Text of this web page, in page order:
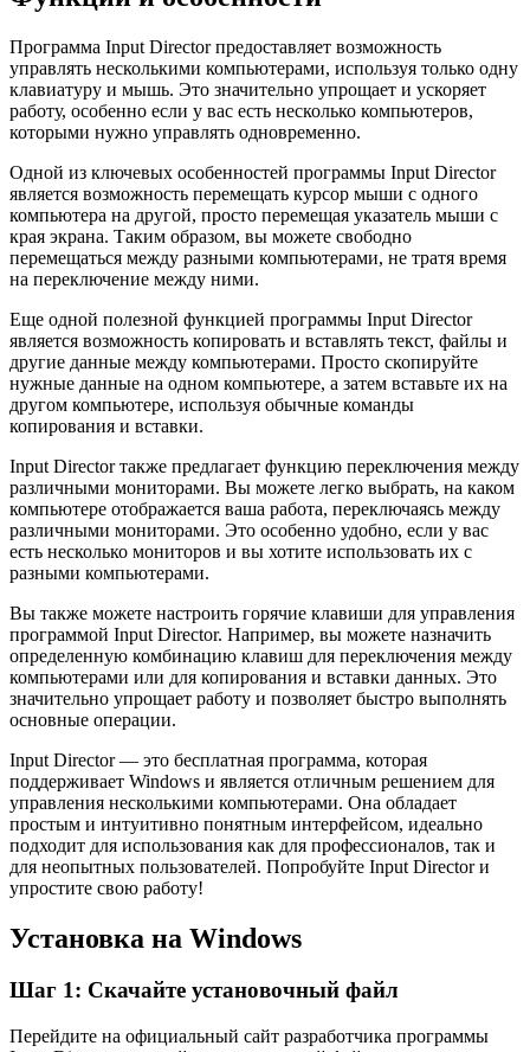
Программа Input Director предоставляет возможность
управлять несколькими компьютерами, используя только одну
клавиатуру и мышь. Это значительно упрощает и ускоряет
работу, особенно если у вас есть несколько компьютеров,
которыми нужно управлять одновременно.
Одной из ключевых особенностей программы Input Director
является возможность перемещать курсор мыши с одного
компьютера на другой, просто перемещая указатель мыши с
края экрана. Таким образом, вы можете свободно
перемещаться между разными компьютерами, не тратя время
на переключение между ними.
Еще одной полезной функцией программы Input Director
является возможность копировать и вставлять текст, файлы и
другие данные между компьютерами. Просто скопируйте
нужные данные на одном компьютере, а затем вставьте их на
другом компьютере, используя обычные команды
копирования и вставки.
Input Director также предлагает функцию переключения между
различными мониторами. Вы можете легко выбрать, на каком
компьютере отображается ваша работа, переключаясь между
различными мониторами. Это особенно удобно, если у вас
есть несколько мониторов и вы хотите использовать их с
разными компьютерами.
Вы также можете настроить горячие клавиши для управления
программой Input Director. Например, вы можете назначить
определенную комбинацию клавиш для переключения между
компьютерами или для копирования и вставки данных. Это
значительно упрощает работу и позволяет быстро выполнять
основные операции.
Input Director — это бесплатная программа, которая
поддерживает Windows и является отличным решением для
управления несколькими компьютерами. Она обладает
простым и интуитивно понятным интерфейсом, идеально
подходит для использования как для профессионалов, так и
для неопытных пользователей. Попробуйте Input Director и
упростите свою работу!
Установка на Windows
Шаг 1: Скачайте установочный файл
Перейдите на официальный сайт разработчика программы